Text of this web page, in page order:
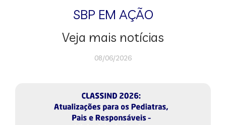
SBP EM AÇÃO
Veja mais notícias
08/06/2026